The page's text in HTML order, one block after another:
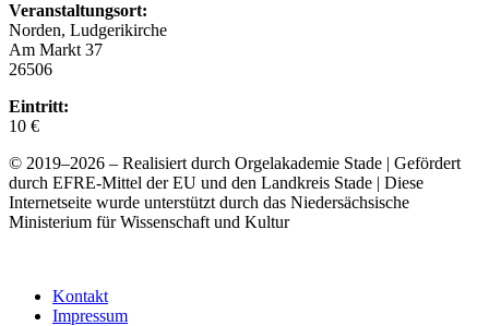
Veranstaltungsort:
Norden, Ludgerikirche
Am Markt 37
26506
Eintritt:
10 €
© 2019–2026 – Realisiert durch Orgelakademie Stade | Gefördert
durch EFRE-Mittel der EU und den Landkreis Stade | Diese
Internetseite wurde unterstützt durch das Niedersächsische
Ministerium für Wissenschaft und Kultur
Kontakt
Impressum